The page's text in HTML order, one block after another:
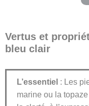
Vertus et
bleu clair
L’essentiel : Les
marine ou la